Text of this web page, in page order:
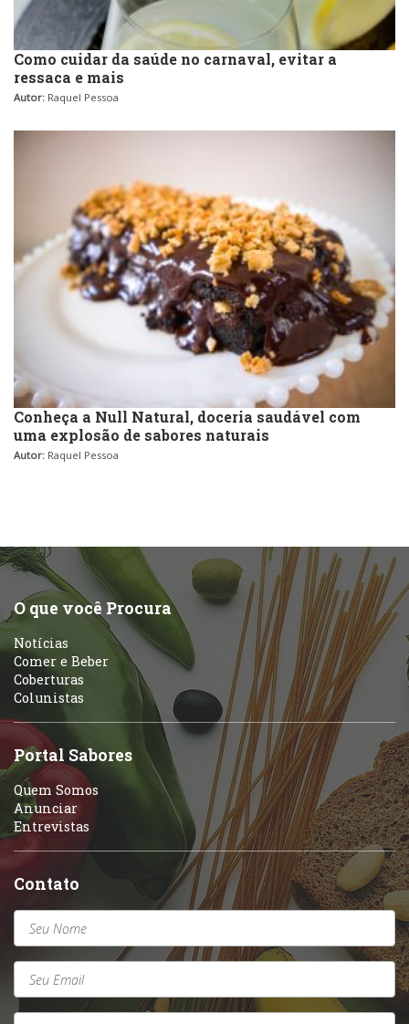
Como cuidar da saúde no carnaval, evitar a
ressaca e mais
Autor: Raquel Pessoa
Conheça a Null Natural, doceria saudável com
uma explosão de sabores naturais
Autor: Raquel Pessoa
O que você Procura
Notícias
Comer e Beber
Coberturas
Colunistas
Portal Sabores
Quem Somos
Anunciar
Entrevistas
Contato